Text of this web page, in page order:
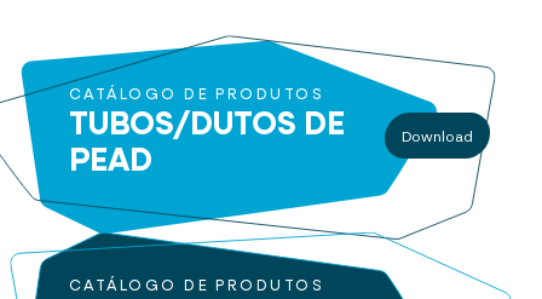
CATÁLOGO DE PRODUTOS
TUBOS/DUTOS DE
PEAD
Download
CATÁLOGO DE PRODUTOS